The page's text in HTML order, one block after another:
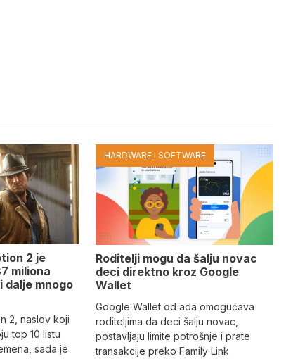
2 je
miliona
dalje mnogo
2, naslov koji
top 10 listu
sada je
HARDWARE I SOFTWARE
Roditelji mogu da šalju novac
deci direktno kroz Google
Wallet
Google Wallet od ada omogućava
roditeljima da deci šalju novac,
postavljaju limite potrošnje i prate
transakcije preko Family Link